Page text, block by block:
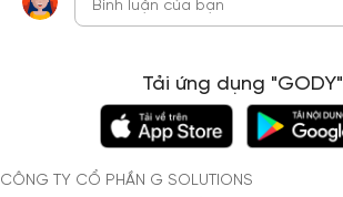
Tải ứng dụng "GODY"
CÔNG TY CỔ PHẦN G SOLUTIONS